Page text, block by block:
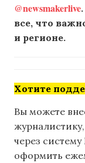
@newsmakerlive
все, что
и регионе.
Хотите
Вы можете
через
оформить